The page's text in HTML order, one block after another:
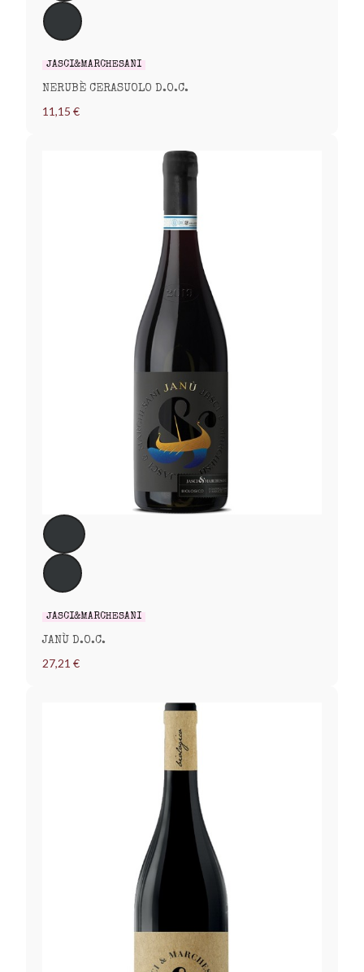
JASCI&MARCHESANI
NERUBÈ CERASUOLO D.O.C.
11,15 €
JASCI&MARCHESANI
JANÙ D.O.C.
27,21 €